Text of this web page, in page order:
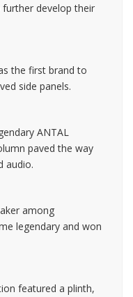
develop their
the first brand to
side panels.
ANTAL
paved the way
audio.
among
legendary and won
featured a plinth,